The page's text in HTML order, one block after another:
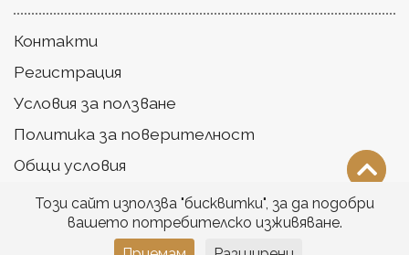
Контакти
Регистрация
Условия за ползване
Политика за поверителност
Общи условия
Доставка
Този сайт използва "бисквитки", за да подобри
вашето потребителско изживяване.